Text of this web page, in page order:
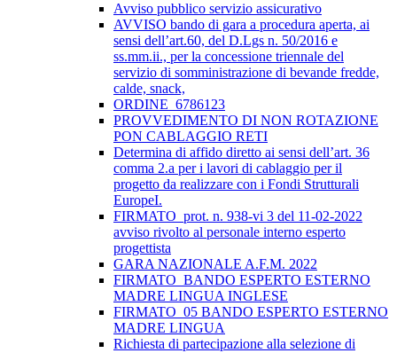
Avviso pubblico servizio assicurativo
AVVISO bando di gara a procedura aperta, ai
sensi dell’art.60, del D.Lgs n. 50/2016 e
ss.mm.ii., per la concessione triennale del
servizio di somministrazione di bevande fredde,
calde, snack,
ORDINE_6786123
PROVVEDIMENTO DI NON ROTAZIONE
PON CABLAGGIO RETI
Determina di affido diretto ai sensi dell’art. 36
comma 2.a per i lavori di cablaggio per il
progetto da realizzare con i Fondi Strutturali
EuropeI.
FIRMATO_prot. n. 938-vi 3 del 11-02-2022
avviso rivolto al personale interno esperto
progettista
GARA NAZIONALE A.F.M. 2022
FIRMATO_BANDO ESPERTO ESTERNO
MADRE LINGUA INGLESE
FIRMATO_05 BANDO ESPERTO ESTERNO
MADRE LINGUA
Richiesta di partecipazione alla selezione di